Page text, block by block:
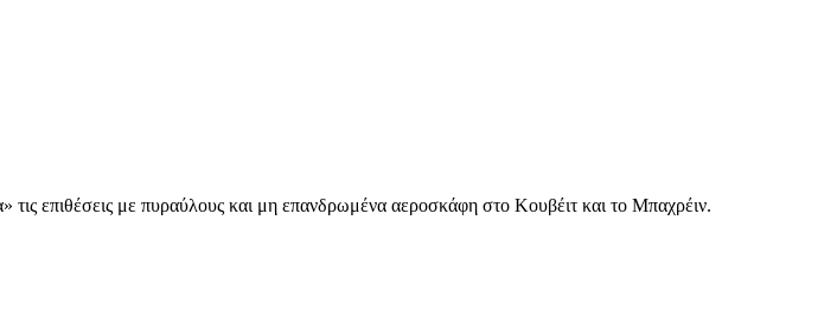
επιθέσεις με πυραύλους και μη επανδρωμένα αεροσκάφη στο Κουβέιτ και το Μπαχρέιν.